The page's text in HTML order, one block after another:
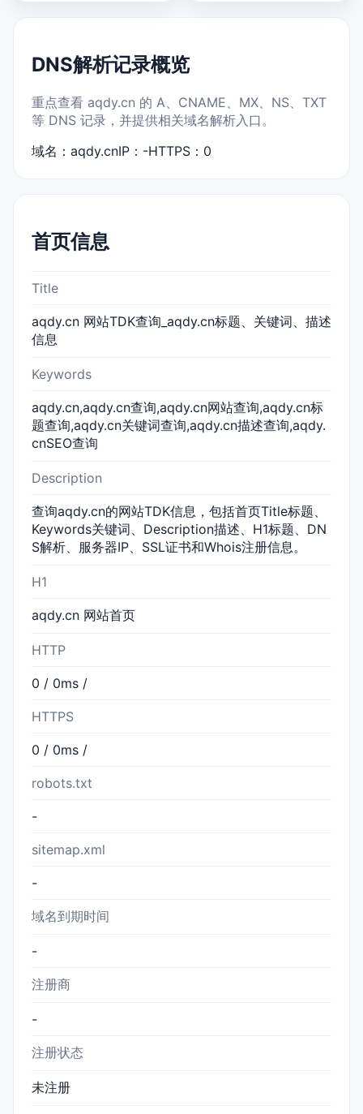
DNS解析记录概览
重点查看 aqdy.cn 的 A、CNAME、MX、NS、TXT
等 DNS 记录，并提供相关域名解析入口。
域名：aqdy.cnIP：-HTTPS：0
首页信息
Title
aqdy.cn 网站TDK查询_aqdy.cn标题、关键词、描述
信息
Keywords
aqdy.cn,aqdy.cn查询,aqdy.cn网站查询,aqdy.cn标
题查询,aqdy.cn关键词查询,aqdy.cn描述查询,aqdy.
cnSEO查询
Description
查询aqdy.cn的网站TDK信息，包括首页Title标题、
Keywords关键词、Description描述、H1标题、DN
S解析、服务器IP、SSL证书和Whois注册信息。
H1
aqdy.cn 网站首页
HTTP
0 / 0ms /
HTTPS
0 / 0ms /
robots.txt
-
sitemap.xml
-
域名到期时间
-
注册商
-
注册状态
未注册